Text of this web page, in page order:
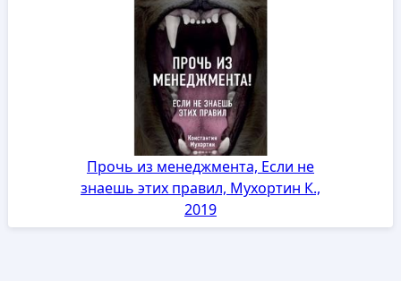
Прочь из менеджмента, Если не
знаешь этих правил, Мухортин К.,
2019